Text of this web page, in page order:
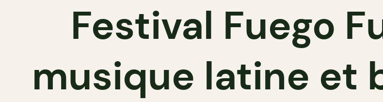
Festival Fuego
musique latine et